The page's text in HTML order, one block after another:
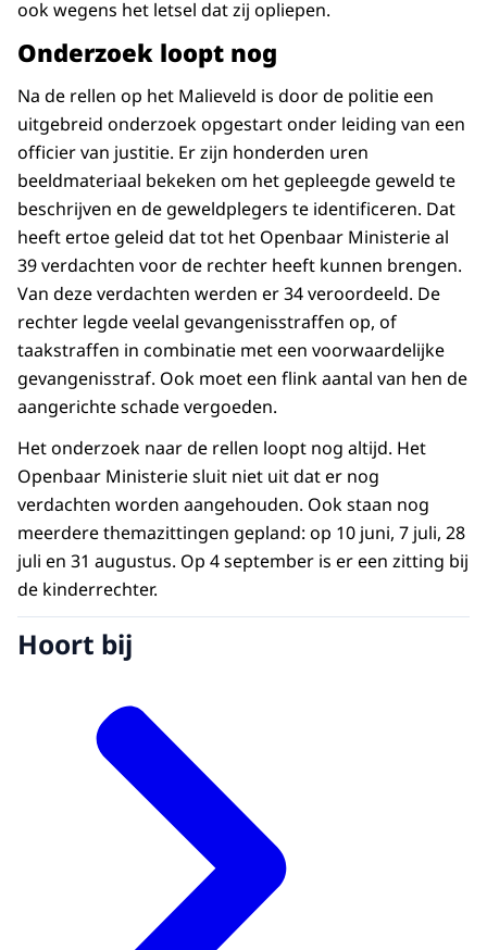
ook wegens het letsel dat zij opliepen.
Onderzoek loopt nog
Na de rellen op het Malieveld is door de politie een
uitgebreid onderzoek opgestart onder leiding van een
officier van justitie. Er zijn honderden uren
beeldmateriaal bekeken om het gepleegde geweld te
beschrijven en de geweldplegers te identificeren. Dat
heeft ertoe geleid dat tot het Openbaar Ministerie al
39 verdachten voor de rechter heeft kunnen brengen.
Van deze verdachten werden er 34 veroordeeld. De
rechter legde veelal gevangenisstraffen op, of
taakstraffen in combinatie met een voorwaardelijke
gevangenisstraf. Ook moet een flink aantal van hen de
aangerichte schade vergoeden.
Het onderzoek naar de rellen loopt nog altijd. Het
Openbaar Ministerie sluit niet uit dat er nog
verdachten worden aangehouden. Ook staan nog
meerdere themazittingen gepland: op 10 juni, 7 juli, 28
juli en 31 augustus. Op 4 september is er een zitting bij
de kinderrechter.
Hoort bij